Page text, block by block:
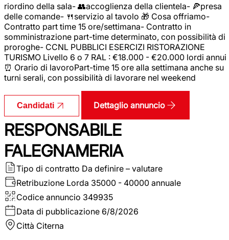
riordino della sala- 👥accoglienza della clientela- 🍕presa
delle comande- 🍴servizio al tavolo 🎁 Cosa offriamo-
Contratto part time 15 ore/settimana- Contratto in
somministrazione part-time determinato, con possibilità di
proroghe- CCNL PUBBLICI ESERCIZI RISTORAZIONE
TURISMO Livello 6 o 7 RAL : €18.000 - €20.000 lordi annui
⏰ Orario di lavoroPart-time 15 ore alla settimana anche su
turni serali, con possibilità di lavorare nel weekend
Candidati Dettaglio annuncio
RESPONSABILE
FALEGNAMERIA
Tipo di contratto Da definire – valutare
Retribuzione Lorda 35000 - 40000 annuale
Codice annuncio 349935
Data di pubblicazione 6/8/2026
Città Citerna